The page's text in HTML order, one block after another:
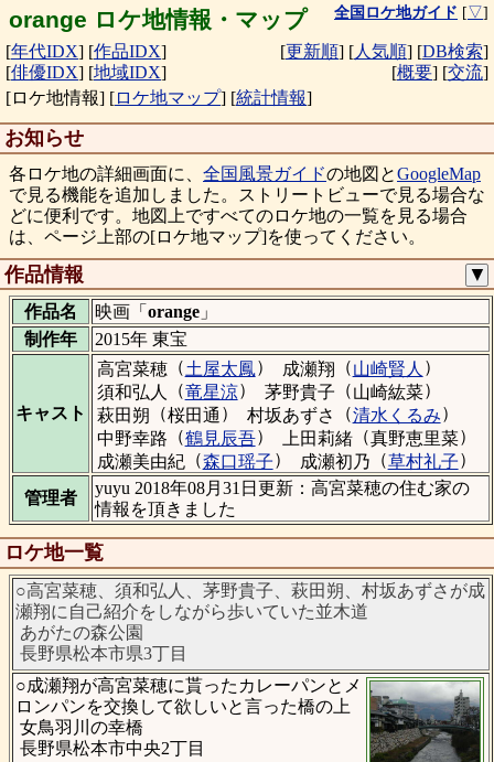
orange ロケ地情報・マップ 全国ロケ地ガイド [▽]
[年代IDX] [作品IDX]
[俳優IDX] [地域IDX]
[更新順] [人気順] [DB検索]
[概要] [交流]
[ロケ地情報] [ロケ地マップ] [統計情報]
お知らせ
各ロケ地の詳細画面に、 全国風景ガイドの地図とGoogleMap
で見る機能を追加しました。ストリートビューで見る場合な
どに便利です。地図上ですべてのロケ地の一覧を見る場合
は、ページ上部の[ロケ地マップ]を使ってください。
作品情報 ▼
作品名 映画「 orange」
制作年
2015年 東宝
キャスト
高宮菜穂（土屋太鳳） 成瀬翔 （山崎賢人 ）
須和弘人
（竜星涼） 茅野貴子 （山崎紘菜）
萩田朔 （桜田通 ） 村坂あずさ （清水くるみ）
中野幸路 （鶴見辰吾） 上田莉緒（真野恵里菜）
成瀬美由紀 （森口瑶子） 成瀬初乃 （草村礼子）
管理者
yuyu 2018年08月31日更新：高宮菜穂の住む家の
情報を頂きました
ロケ地一覧
○高宮菜穂、須和弘人、茅野貴子、萩田朔、村坂あずさが成
瀬翔に自己紹介をしながら歩いていた並木道
あがたの森公園
長野県松本市県3丁目
○成瀬翔が高宮菜穂に貰ったカレーパンとメ
ロンパンを交換して欲しいと言った橋の上
女鳥羽川の幸橋
長野県松本市中央2丁目